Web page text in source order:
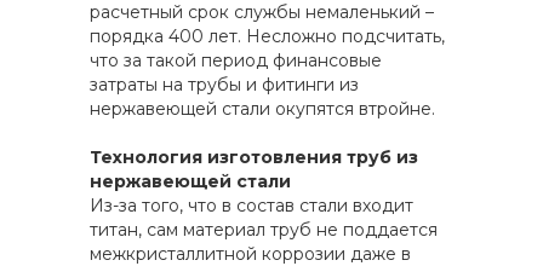
расчетный срок службы немаленький –
порядка 400 лет. Несложно подсчитать,
что за такой период финансовые
затраты на трубы и фитинги из
нержавеющей стали окупятся втройне.
Технология изготовления труб из
нержавеющей стали
Из-за того, что в состав стали входит
титан, сам материал труб не поддается
межкристаллитной коррозии даже в